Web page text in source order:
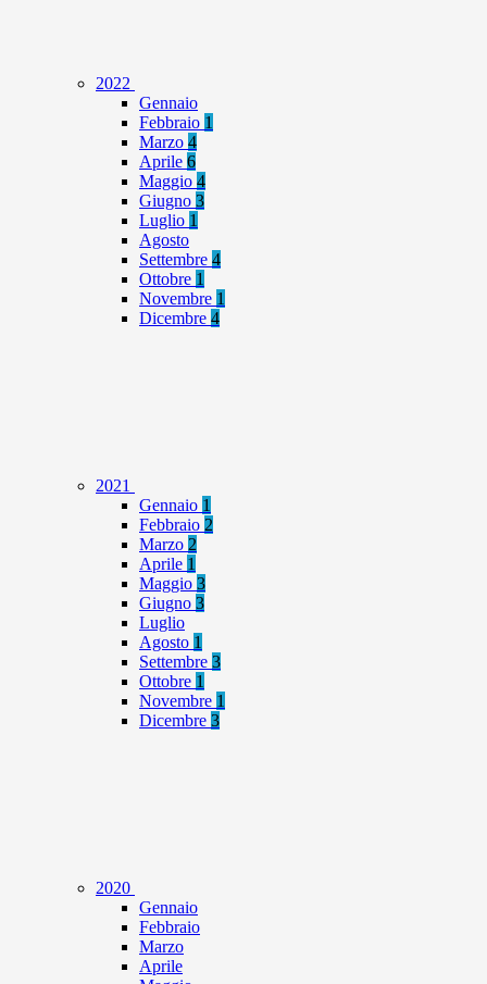
2022
Gennaio
Febbraio 1
Marzo 4
Aprile 6
Maggio 4
Giugno 3
Luglio 1
Agosto
Settembre 4
Ottobre 1
Novembre 1
Dicembre 4
2021
Gennaio 1
Febbraio 2
Marzo 2
Aprile 1
Maggio 3
Giugno 3
Luglio
Agosto 1
Settembre 3
Ottobre 1
Novembre 1
Dicembre 3
2020
Gennaio
Febbraio
Marzo
Aprile